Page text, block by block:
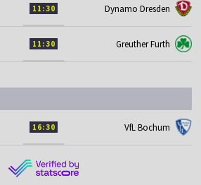
11:30 Dynamo Dresden
11:30 Greuther Furth
16:30 VfL Bochum